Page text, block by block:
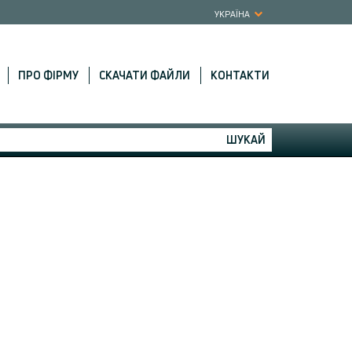
УКРАЇНА
ПРО ФІРМУ СКАЧАТИ ФАЙЛИ КОНТАКТИ
ШУКАЙ